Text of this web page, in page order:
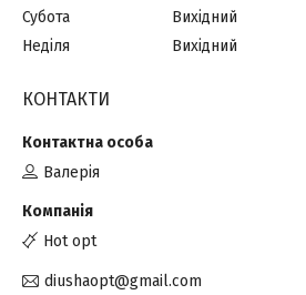
Субота
Вихідний
Неділя
Вихідний
КОНТАКТИ
Валерія
Hot opt
diushaopt@gmail.com